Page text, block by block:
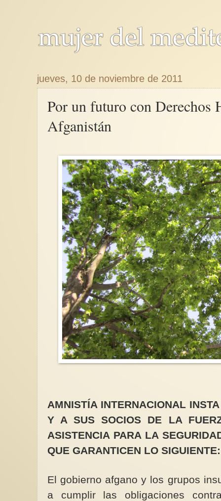
jueves, 10 de noviembre de 2011
Por un futuro con Derechos
Afganistán
AMNISTÍA INTERNACIONAL
Y A SUS SOCIOS DE LA
ASISTENCIA PARA LA
QUE GARANTICEN LO SIGUIENTE:
El gobierno afgano y los grupos
a cumplir las obligaciones